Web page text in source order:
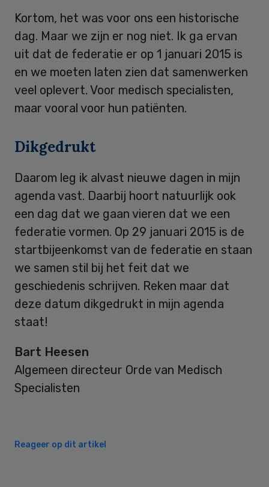
Kortom, het was voor ons een historische
dag. Maar we zijn er nog niet. Ik ga ervan
uit dat de federatie er op 1 januari 2015 is
en we moeten laten zien dat samenwerken
veel oplevert. Voor medisch specialisten,
maar vooral voor hun patiënten.
Dikgedrukt
Daarom leg ik alvast nieuwe dagen in mijn
agenda vast. Daarbij hoort natuurlijk ook
een dag dat we gaan vieren dat we een
federatie vormen. Op 29 januari 2015 is de
startbijeenkomst van de federatie en staan
we samen stil bij het feit dat we
geschiedenis schrijven. Reken maar dat
deze datum dikgedrukt in mijn agenda
staat!
Bart Heesen
Algemeen directeur Orde van Medisch
Specialisten
Reageer op dit artikel